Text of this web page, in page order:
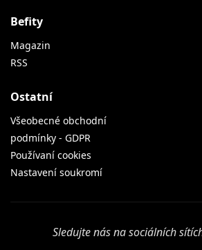
Befity
Magazin
RSS
Ostatní
Všeobecné obchodní
podmínky - GDPR
Používaní cookies
Nastavení soukromí
Sledujte nás na sociálních